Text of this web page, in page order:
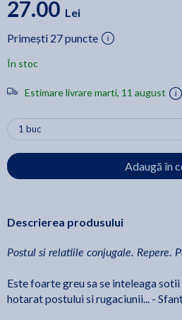
27.00 Lei
Primești 27 puncte
În stoc
Estimare livrare marti, 11 august
Adaugă în
Descrierea produsului
Postul si relatiile conjugale. Repere.
Este foarte greu sa se inteleaga
hotarat postului si rugaciunii... -